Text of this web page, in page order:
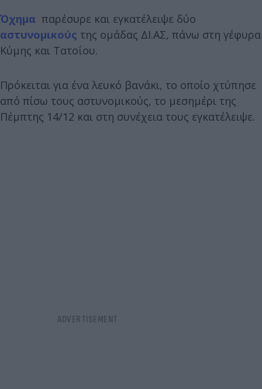
Όχημα παρέσυρε και εγκατέλειψε δύο
αστυνομικούς της ομάδας ΔΙ.ΑΣ, πάνω στη γέφυρα
Κύμης και Τατοΐου.
Πρόκειται για ένα λευκό βανάκι, το οποίο χτύπησε
από πίσω τους αστυνομικούς, το μεσημέρι της
Πέμπτης 14/12 και στη συνέχεια τους εγκατέλειψε.